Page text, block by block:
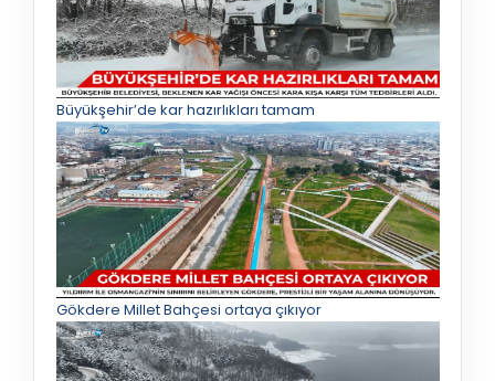
Büyükşehir’de kar hazırlıkları tamam
Gökdere Millet Bahçesi ortaya çıkıyor